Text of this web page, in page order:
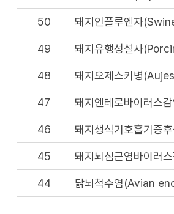
50 돼지인플루엔자
49 돼지유행성설사
48 돼지오제스키병
47 돼지엔테로바이러
46 돼지생식기호흡기
45 돼지뇌심근염바이
44 닭뇌척수염(Avian